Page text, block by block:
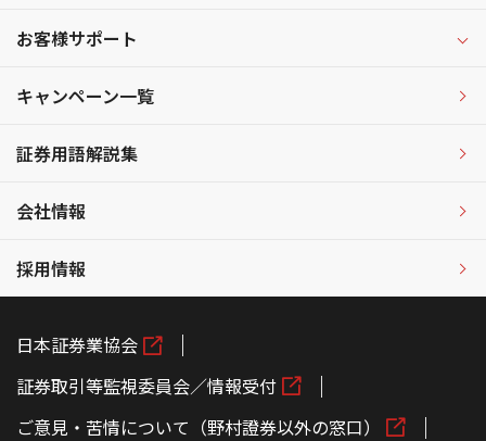
お客様サポート
キャンペーン一覧
証券用語解説集
会社情報
採用情報
日本証券業協会
証券取引等監視委員会／情報受付
ご意見・苦情について（野村證券以外の窓口）